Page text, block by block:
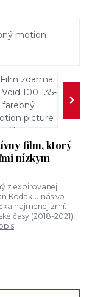
film, ktorý
nízkym
z expirovanej
Kodak u nás vo
najmenej zrní.
časy (2018-2021),